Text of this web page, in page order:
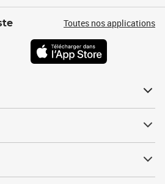
Toutes nos applications